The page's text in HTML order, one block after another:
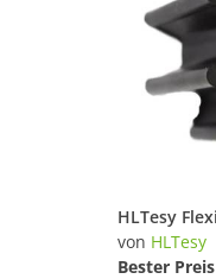
von HLTesy
Bester Preis